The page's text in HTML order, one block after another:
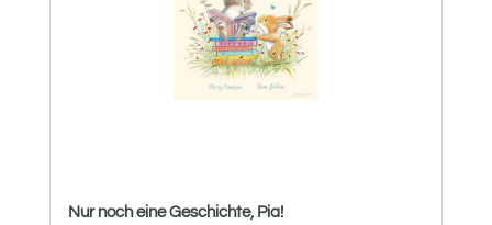
Nur noch eine Geschichte, Pia!